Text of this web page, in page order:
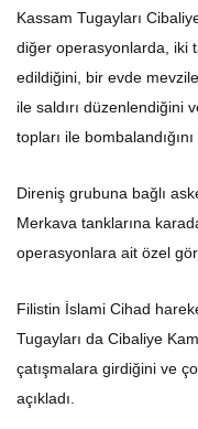
Kassam Tugayları
diğer operasyonlarda, iki
edildiğini, bir evde
ile saldırı düzenlendiğini
topları ile
Direniş grubuna bağlı
Merkava tanklarına
operasyonlara ait özel
Filistin İslami Cihad
Tugayları da Cibaliye
çatışmalara girdiğini ve
açıkladı.